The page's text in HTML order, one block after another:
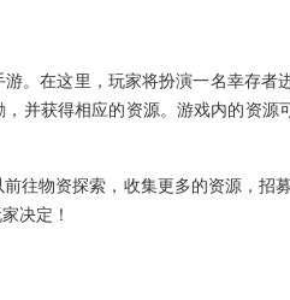
。在这里，玩家将扮演一名幸存
并获得相应的资源。游戏内的资
往物资探索，收集更多的资源，
决定！